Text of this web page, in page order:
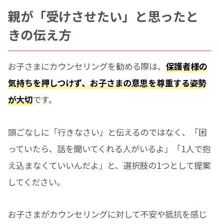
親が「受けさせたい」と思ったと
きの伝え方
お子さまにカウンセリングを勧める際は、保護者様の
気持ちを押しつけず、お子さまの意思を尊重する姿勢
が大切です。
頭ごなしに「行きなさい」と伝えるのではなく、「困
っていたら、話を聞いてくれる人がいるよ」「1人で抱
え込まなくていいんだよ」と、選択肢の1つとして提案
してください。
お子さまがカウンセリングに対して不安や抵抗を感じ